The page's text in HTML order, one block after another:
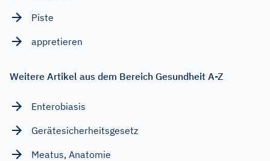
Piste
appretieren
Weitere Artikel aus dem Bereich Gesundheit A-Z
Enterobiasis
Gerätesicherheitsgesetz
Meatus, Anatomie